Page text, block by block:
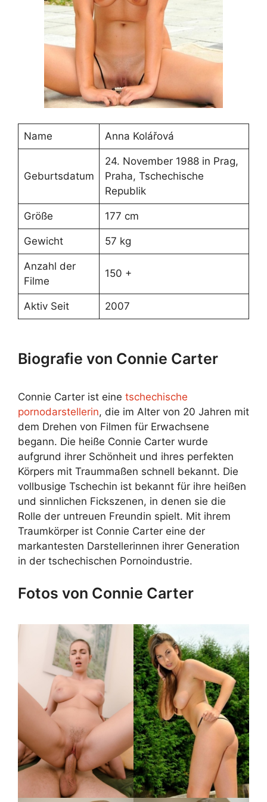
Name Anna Kolářová
Geburtsdatum
24. November 1988 in Prag,
Praha, Tschechische
Republik
Größe 177 cm
Gewicht 57 kg
Anzahl der
Filme
150 +
Aktiv Seit 2007
Biografie von Connie Carter
Connie Carter ist eine tschechische
pornodarstellerin, die im Alter von 20 Jahren mit
dem Drehen von Filmen für Erwachsene
begann. Die heiße Connie Carter wurde
aufgrund ihrer Schönheit und ihres perfekten
Körpers mit Traummaßen schnell bekannt. Die
vollbusige Tschechin ist bekannt für ihre heißen
und sinnlichen Fickszenen, in denen sie die
Rolle der untreuen Freundin spielt. Mit ihrem
Traumkörper ist Connie Carter eine der
markantesten Darstellerinnen ihrer Generation
in der tschechischen Pornoindustrie.
Fotos von Connie Carter